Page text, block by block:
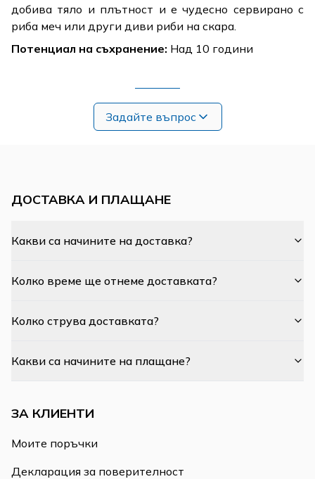
добива тяло и плътност и е чудесно сервирано с
риба меч или други диви риби на скара.
Потенциал на съхранение: Над 10 години
Задайте въпрос
ДОСТАВКА И ПЛАЩАНЕ
Какви са начините на доставка?
Колко време ще отнеме доставката?
Колко струва доставката?
Какви са начините на плащане?
ЗА КЛИЕНТИ
Моите поръчки
Декларация за поверителност